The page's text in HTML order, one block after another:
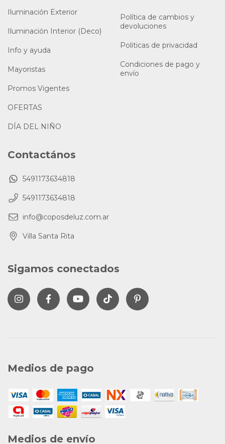
Iluminación Exterior
Iluminación Interior (Deco)
Info y ayuda
Mayoristas
Promos Vigentes
OFERTAS
DÍA DEL NIÑO
Política de cambios y
devoluciones
Politicas de privacidad
Condiciones de pago y
envío
Contactános
5491173634818
5491173634818
info@coposdeluz.com.ar
Villa Santa Rita
Sigamos conectados
Medios de pago
Medios de envío